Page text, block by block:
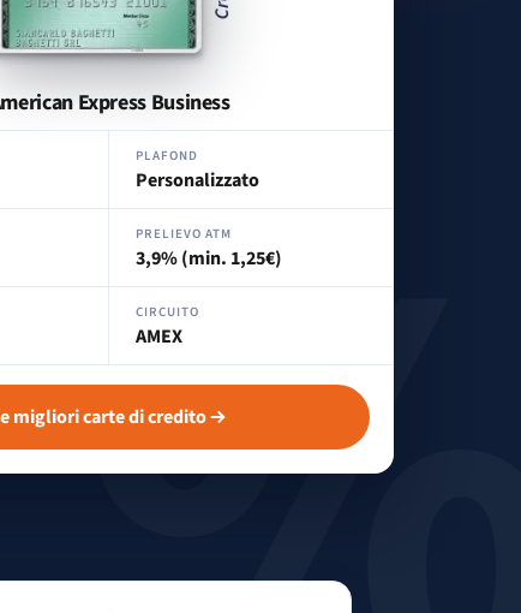
Express Business
PLAFOND
Personalizzato
PRELIEVO ATM
3,9% (min. 1,25€)
CIRCUITO
AMEX
migliori carte di credito